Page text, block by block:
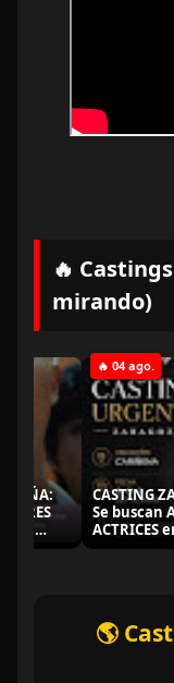
🔥
mirando)
🔥 04 ago.
CASTING
Se buscan
ACTRICES
años para
🌎